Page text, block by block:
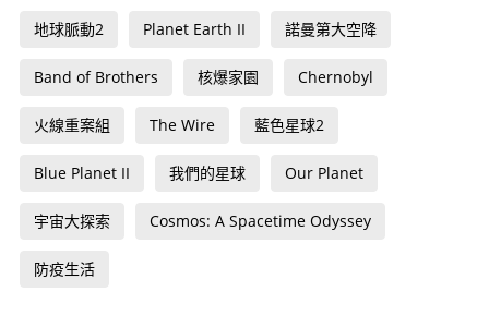
地球脈動2 Planet Earth II 諾曼第大空降
Band of Brothers 核爆家園 Chernobyl
火線重案組 The Wire 藍色星球2
Blue Planet II 我們的星球 Our Planet
宇宙大探索 Cosmos: A Spacetime Odyssey
防疫生活